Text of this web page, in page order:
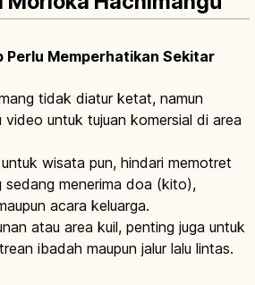
Perlu Memperhatikan Sekitar
tidak diatur ketat, namun
untuk tujuan komersial di area
wisata pun, hindari memotret
menerima doa (kito),
acara keluarga.
atau area kuil, penting juga untuk
ibadah maupun jalur lalu lintas.